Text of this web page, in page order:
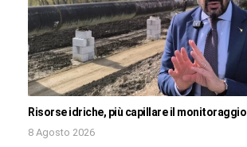
Risorse idriche, più capillare il monitoraggio
8 Agosto 2026